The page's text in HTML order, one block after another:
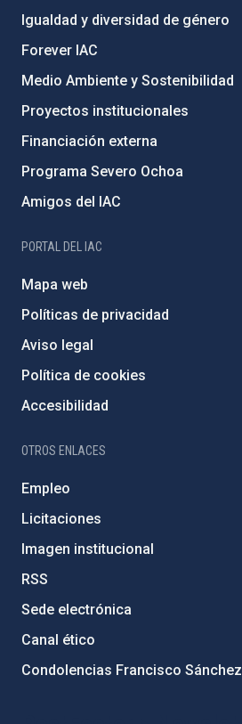
Igualdad y diversidad de género
Forever IAC
Medio Ambiente y Sostenibilidad
Proyectos institucionales
Financiación externa
Programa Severo Ochoa
Amigos del IAC
PORTAL DEL IAC
Mapa web
Políticas de privacidad
Aviso legal
Política de cookies
Accesibilidad
OTROS ENLACES
Empleo
Licitaciones
Imagen institucional
RSS
Sede electrónica
Canal ético
Condolencias Francisco Sánchez